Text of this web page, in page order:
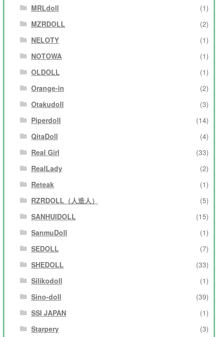
MRLdoll
(1)
MZRDOLL
(2)
NELOTY
(1)
NOTOWA
(1)
OLDOLL
(1)
Orange-in
(2)
Otakudoll
(3)
Piperdoll
(14)
QitaDoll
(4)
Real Girl
(33)
RealLady
(2)
Reteak
(1)
RZRDOLL（人造人）
(5)
SANHUIDOLL
(15)
SanmuDoll
(1)
SEDOLL
(7)
SHEDOLL
(33)
Silikodoll
(1)
Sino-doll
(39)
SSI JAPAN
(1)
Starpery
(3)